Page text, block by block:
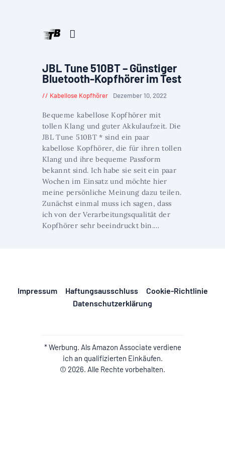
JBL Tune 510BT – Günstiger
Bluetooth-Kopfhörer im Test
Kabellose Kopfhörer Dezember 10, 2022
Bequeme kabellose Kopfhörer mit
tollen Klang und guter Akkulaufzeit. Die
JBL Tune 510BT * sind ein paar
kabellose Kopfhörer, die für ihren tollen
Klang und ihre bequeme Passform
bekannt sind. Ich habe sie seit ein paar
Wochen im Einsatz und möchte hier
meine persönliche Meinung dazu teilen.
Zunächst einmal muss ich sagen, dass
ich von der Verarbeitungsqualität der
Kopfhörer sehr beeindruckt bin.…
Impressum Haftungsausschluss
Cookie-Richtlinie
Datenschutzerklärung
* Werbung. Als Amazon Associate verdiene
ich an qualifizierten Einkäufen.
© 2026. Alle Rechte vorbehalten.